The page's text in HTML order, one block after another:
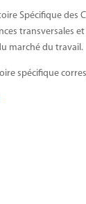
Spécifique des
transversales
marché du travail.
spécifique